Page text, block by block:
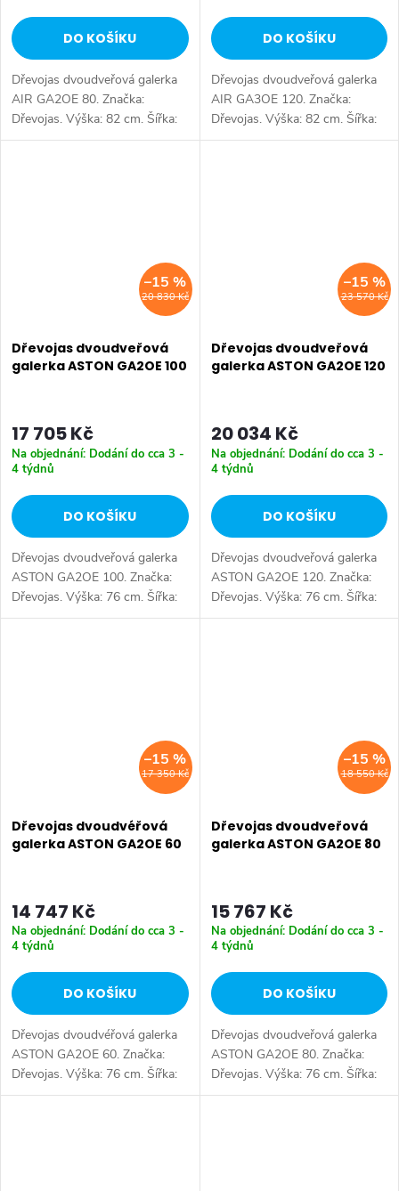
DO KOŠÍKU
Dřevojas dvoudveřová galerka
AIR GA2OE 80. Značka:
Dřevojas. Výška: 82 cm. Šířka:
80 cm. Hloubka: 13 cm. Úložný
DO KOŠÍKU
Dřevojas dvoudveřová galerka
AIR GA3OE 120. Značka:
Dřevojas. Výška: 82 cm. Šířka:
120 cm. Hloubka: 13 cm.
20 830 Kč
–15 %
Dřevojas dvoudveřová
galerka ASTON GA2OE 100
17 705 Kč
Na objednání: Dodání do cca 3 -
4 týdnů
DO KOŠÍKU
Dřevojas dvoudveřová galerka
ASTON GA2OE 100. Značka:
Dřevojas. Výška: 76 cm. Šířka:
100 cm. Hloubka: 21 cm. Výběr
23 570 Kč
–15 %
Dřevojas dvoudveřová
galerka ASTON GA2OE 120
20 034 Kč
Na objednání: Dodání do cca 3 -
4 týdnů
DO KOŠÍKU
Dřevojas dvoudveřová galerka
ASTON GA2OE 120. Značka:
Dřevojas. Výška: 76 cm. Šířka:
120 cm. Hloubka: 21 cm. Výběr
17 350 Kč
–15 %
Dřevojas dvoudvéřová
galerka ASTON GA2OE 60
14 747 Kč
Na objednání: Dodání do cca 3 -
4 týdnů
DO KOŠÍKU
Dřevojas dvoudvéřová galerka
ASTON GA2OE 60. Značka:
Dřevojas. Výška: 76 cm. Šířka:
60 cm. Hloubka: 21 cm. Výběr
18 550 Kč
–15 %
Dřevojas dvoudveřová
galerka ASTON GA2OE 80
15 767 Kč
Na objednání: Dodání do cca 3 -
4 týdnů
DO KOŠÍKU
Dřevojas dvoudveřová galerka
ASTON GA2OE 80. Značka:
Dřevojas. Výška: 76 cm. Šířka:
80 cm. Hloubka: 21 cm. Výběr